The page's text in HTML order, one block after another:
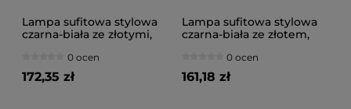
Lampa sufitowa stylowa
czarna-biała ze złotymi,
miedzianymi abażurami 2
Kali 1412KZ LOFT LED
0 ocen
172,35 zł
Lampa sufitowa stylowa
czarna-biała ze złotem,
1412cz LOFT LED
0 ocen
161,18 zł